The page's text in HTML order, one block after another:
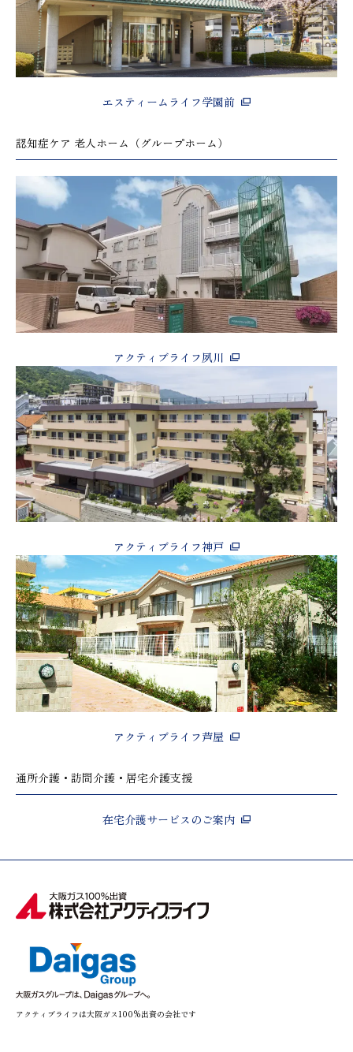
エスティームライフ学園前
認知症ケア 老人ホーム（グループホーム）
アクティブライフ夙川
アクティブライフ神戸
アクティブライフ芦屋
通所介護・訪問介護・居宅介護支援
在宅介護サービスのご案内
アクティブライフは大阪ガス100%出資の会社です